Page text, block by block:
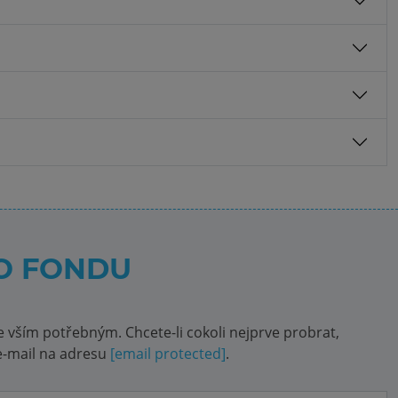
FONDU
vším potřebným. Chcete-li cokoli nejprve probrat,
mail na adresu [email protected].